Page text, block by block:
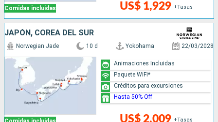
Comidas incluidas US$ 1,929 +Tasas
JAPÓN, COREA DEL SUR
Norwegian Jade 10 d Yokohama 22/03/2028
US$ 2,009 +Tasas
Animaciones Incluidas
Paquete WiFi*
Créditos para excursiones
Hasta 50% Off